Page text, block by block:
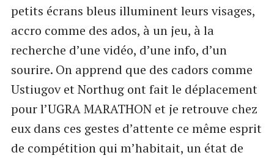
petits écrans bleus illuminent leurs visages,
accro comme des ados, à un jeu, à la
recherche d’une vidéo, d’une info, d’un
sourire. On apprend que des cadors comme
Ustiugov et Northug ont fait le déplacement
pour l’UGRA MARATHON et je retrouve chez
eux dans ces gestes d’attente ce même esprit
de compétition qui m’habitait, un état de